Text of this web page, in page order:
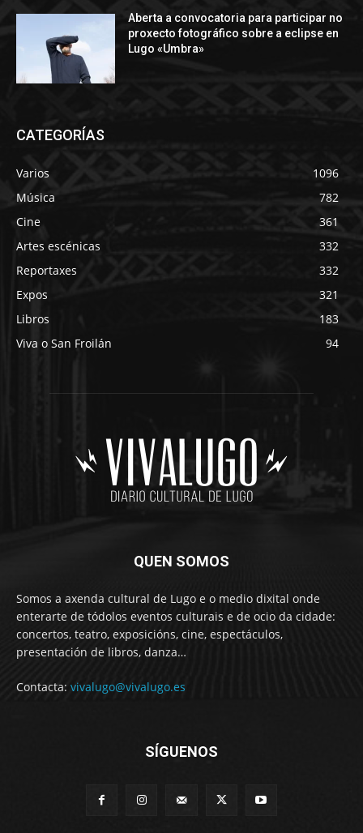
Aberta a convocatoria para participar no
proxecto fotográfico sobre a eclipse en
Lugo «Umbra»
CATEGORÍAS
Varios
1096
Música
782
Cine
361
Artes escénicas
332
Reportaxes
332
Expos
321
Libros
183
Viva o San Froilán
94
QUEN SOMOS
Somos a axenda cultural de Lugo e o medio dixital onde
enterarte de tódolos eventos culturais e de ocio da cidade:
concertos, teatro, exposicións, cine, espectáculos,
presentación de libros, danza…
Contacta: vivalugo@vivalugo.es
SÍGUENOS